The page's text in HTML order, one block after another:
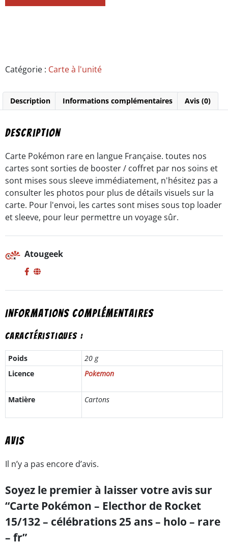
Carte
-
25
ans
-
-
fr
Catégorie : Carte à l'unité
Description Informations complémentaires Avis (0)
Description
Carte Pokémon rare en langue Française. toutes nos
cartes sont sorties de booster / coffret par nos soins et
sont mises sous sleeve immédiatement, n'hésitez pas a
consulter les photos pour plus de détails visuels sur la
carte. Pour l'envoi, les cartes sont mises sous top loader
et sleeve, pour leur permettre un voyage sûr.
Atougeek
Informations complémentaires
Caractéristiques :
Poids
20 g
Licence
Pokemon
Matière Cartons
Avis
Il n’y a pas encore d’avis.
Soyez le premier à laisser votre avis sur
“Carte Pokémon – Electhor de Rocket
15/132 – célébrations 25 ans – holo – rare
– fr”